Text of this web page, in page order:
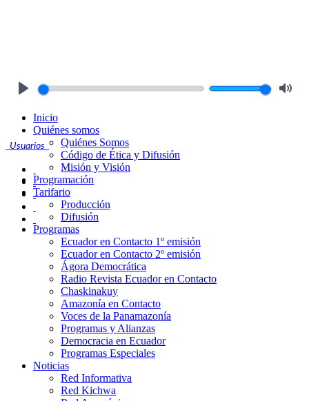
Usuarios
Inicio
Quiénes somos
Quiénes Somos
Código de Ética y Difusión
Misión y Visión
Programación
Tarifario
Producción
Difusión
Programas
Ecuador en Contacto 1º emisión
Ecuador en Contacto 2º emisión
Ágora Democrática
Radio Revista Ecuador en Contacto
Chaskinakuy
Amazonía en Contacto
Voces de la Panamazonía
Programas y Alianzas
Democracia en Ecuador
Programas Especiales
Noticias
Red Informativa
Red Kichwa